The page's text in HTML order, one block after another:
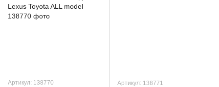
Артикул: 138770 Артикул: 138771